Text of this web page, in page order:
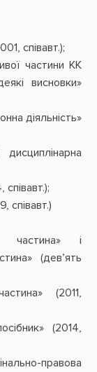
співавт.);
частини КК
висновки»
діяльність»
співавт.)
частина» і
(дев’ять
(2011,
(2014,
правова